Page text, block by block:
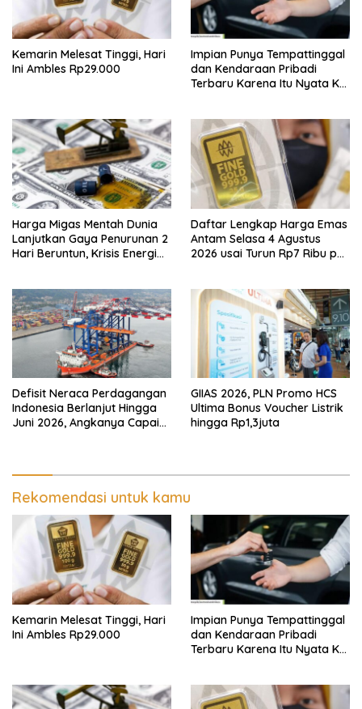
Kemarin Melesat Tinggi, Hari
Ini Ambles Rp29.000
Impian Punya Tempattinggal
dan Kendaraan Pribadi
Terbaru Karena Itu Nyata Ke
Harga Migas Mentah Dunia
Lanjutkan Gaya Penurunan 2
Hari Beruntun, Krisis Energi
Daftar Lengkap Harga Emas
Antam Selasa 4 Agustus
2026 usai Turun Rp7 Ribu per
Defisit Neraca Perdagangan
Indonesia Berlanjut Hingga
Juni 2026, Angkanya Capai
GIIAS 2026, PLN Promo HCS
Ultima Bonus Voucher Listrik
hingga Rp1,3juta
Rekomendasi untuk kamu
Kemarin Melesat Tinggi, Hari
Ini Ambles Rp29.000
Impian Punya Tempattinggal
dan Kendaraan Pribadi
Terbaru Karena Itu Nyata Ke